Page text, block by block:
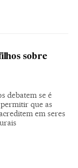
sobre
debatem se é
que as
em seres